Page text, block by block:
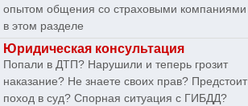
опытом общения со страховыми компаниями
в этом разделе
Юридическая консультация
Попали в ДТП? Нарушили и теперь грозит
наказание? Не знаете своих прав? Предстоит
поход в суд? Спорная ситуация с ГИБДД?